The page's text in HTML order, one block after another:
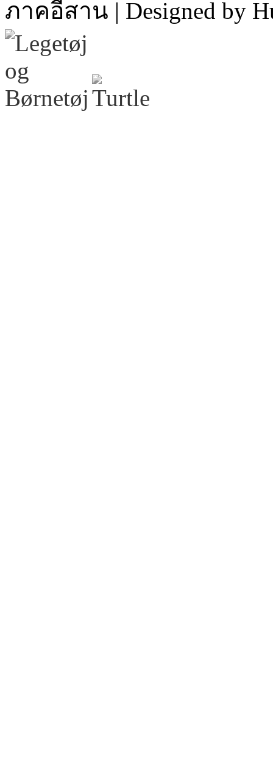
ภาคอีสาน | Designed by